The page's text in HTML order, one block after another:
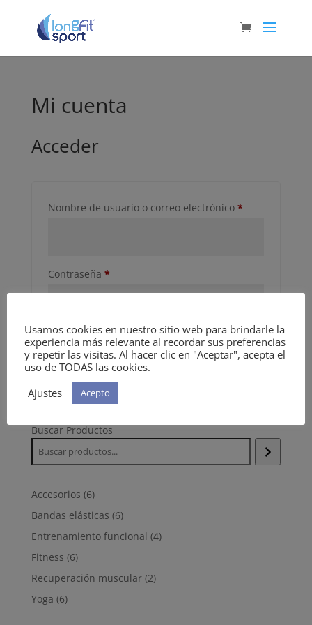
Mi cuenta
Acceder
Nombre de usuario o correo electrónico *Obligatorio
Contraseña *Obligatorio
Recuérdame
Acceso
¿Olvidaste la contraseña?
Buscar Productos
Accesorios 66
productos
Bandas elásticas 66
productos
Entrenamiento funcional 44
Fitness 66
productos
Recuperación muscular 22
Yoga 66
Usamos cookies en nuestro sitio web para brindarle la
experiencia más relevante al recordar sus preferencias
y repetir las visitas. Al hacer clic en "Aceptar", acepta el
uso de TODAS las cookies.
Ajustes
Acepto